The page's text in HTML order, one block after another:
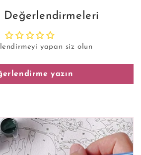
Değerlendirmeleri
yapan siz olun
yazın